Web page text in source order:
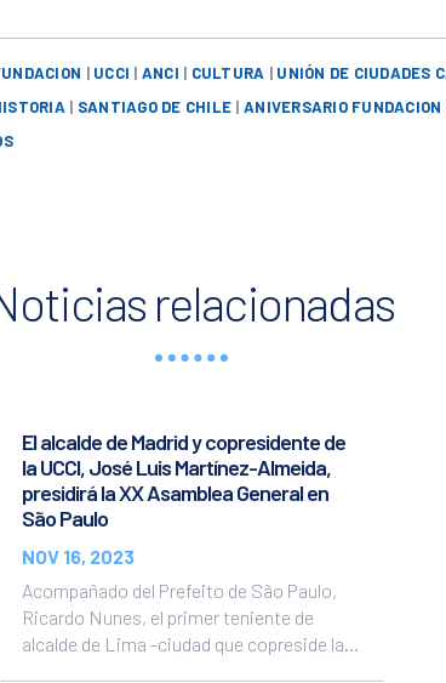
| UCCI | ANCI | CULTURA | UNIÓN DE CIUDADES
| SANTIAGO DE CHILE |ANIVERSARIO
relacionadas
El alcalde de Madrid y copresidente de
la UCCI, José Luis Martínez-Almeida,
presidirá la XX Asamblea General en
São Paulo
NOV 16, 2023
Acompañado del Prefeito de São Paulo,
Ricardo Nunes, el primer teniente de
alcalde de Lima -ciudad que copreside la...